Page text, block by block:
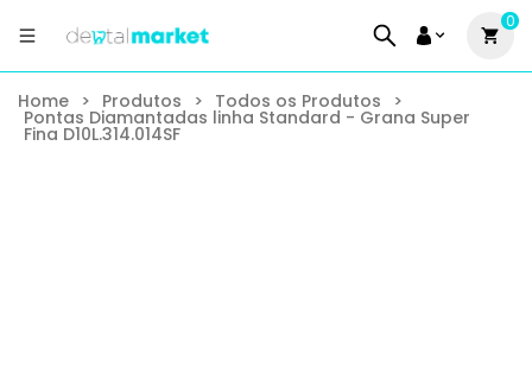
0
Home > Produtos > Todos os Produtos >
Pontas Diamantadas linha Standard - Grana Super
Fina D10L.314.014SF